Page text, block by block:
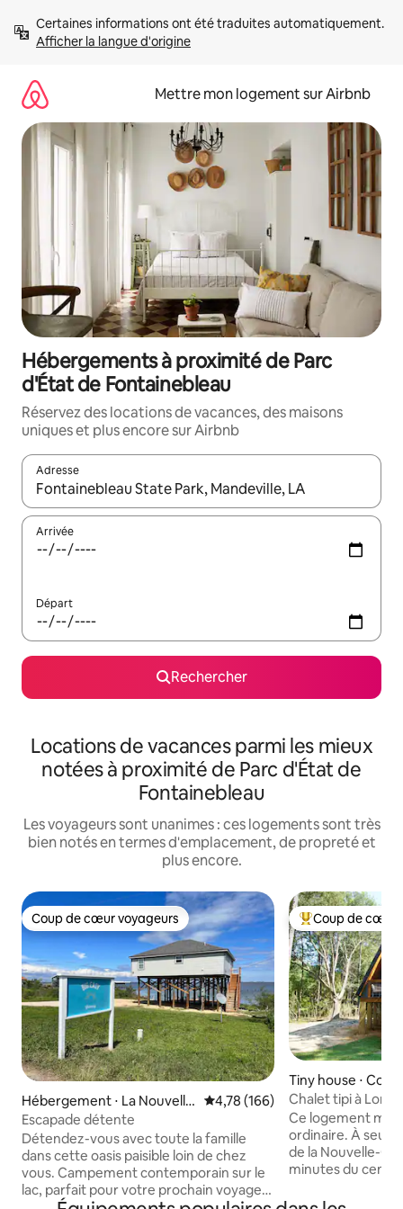
directement
Afficher la langue d'origine
Mettre mon logement sur Airbnb
Hébergements à proximité de Parc
d'État de Fontainebleau
Réservez des locations de vacances, des maisons
uniques et plus encore sur Airbnb
Adresse
Lorsque les résultats s'affichent, utilisez les flèches vers le
Arrivée
Départ
Rechercher
Locations de vacances parmi les mieux
notées à proximité de Parc d'État de
Fontainebleau
Les voyageurs sont unanimes : ces logements sont très
bien notés en termes d'emplacement, de propreté et
plus encore.
Coup de cœur voyageurs
Coup de cœur voyageurs
Hébergement ⋅ La Nouvelle
-Orléans
Évaluation moyenne sur la
4,78 (166)
Escapade détente
Détendez-vous avec toute la famille
dans cette oasis paisible loin de chez
vous. Campement contemporain sur le
lac, parfait pour votre prochain voyage
Coups de cœur
Coup de cœur
Tiny house ⋅
Chalet tipi à Long
Ce logement
ordinaire. À
de la Nouvelle-
minutes du
Musique live,